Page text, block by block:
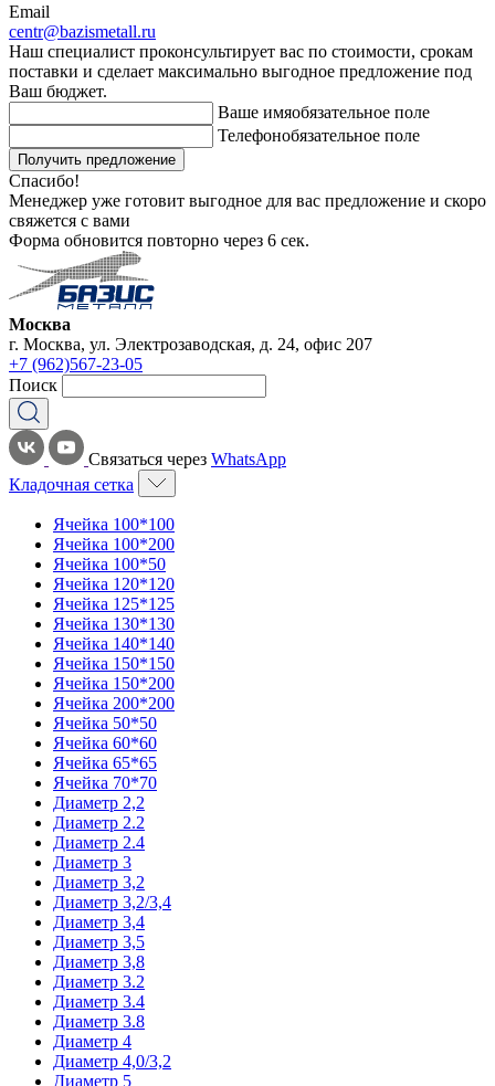
Email
centr@bazismetall.ru
Наш специалист проконсультирует вас по стоимости, срокам
поставки и сделает максимально выгодное предложение под
Ваш бюджет.
Ваше имяобязательное поле
Телефонобязательное поле
Получить предложение
Спасибо!
Менеджер уже готовит выгодное для вас предложение и скоро
свяжется с вами
Форма обновится повторно через 6 сек.
Москва
г. Москва, ул. Электрозаводская, д. 24, офис 207
+7 (962)567-23-05
Поиск
Связаться через WhatsApp
Кладочная сетка
Ячейка 100*100
Ячейка 100*200
Ячейка 100*50
Ячейка 120*120
Ячейка 125*125
Ячейка 130*130
Ячейка 140*140
Ячейка 150*150
Ячейка 150*200
Ячейка 200*200
Ячейка 50*50
Ячейка 60*60
Ячейка 65*65
Ячейка 70*70
Диаметр 2,2
Диаметр 2.2
Диаметр 2.4
Диаметр 3
Диаметр 3,2
Диаметр 3,2/3,4
Диаметр 3,4
Диаметр 3,5
Диаметр 3,8
Диаметр 3.2
Диаметр 3.4
Диаметр 3.8
Диаметр 4
Диаметр 4,0/3,2
Диаметр 5